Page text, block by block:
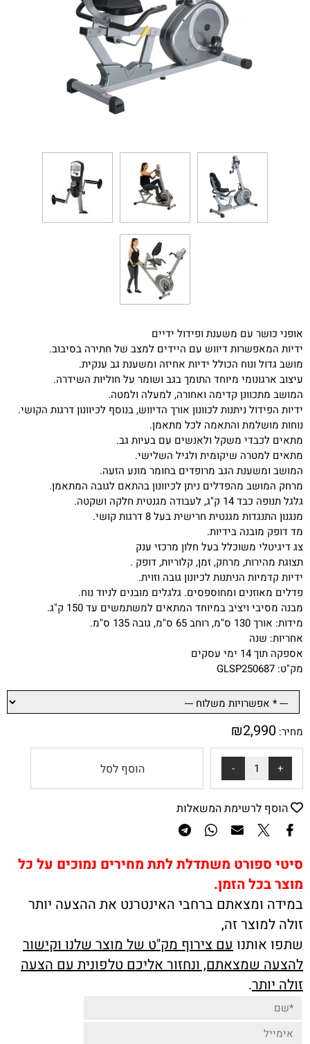
אופני כושר עם משענת ופידול ידיים
ידיות המאפשרות דיווש עם היידים למצב של חתירה בסיבוב.
מושב גדול ונוח הכולל ידיות אחיזה ומשענת גב ענקית.
עיצוב ארגונומי מיוחד התומך בגב ושומר על חוליות השידרה.
המושב מתכוונן קדימה ואחורה, למעלה ולמטה.
ידיות הפידול ניתנות לכוונון אורך הדיווש, בנוסף לכיוונון דרגות הקושי.
נוחות מושלמת והתאמה לכל מתאמן.
מתאים לכבדי משקל ולאנשים עם בעיות גב.
מתאים למטרה שיקומית ולגיל השלישי.
המושב ומשענת הגב מרופדים בחומר מונע הזעה.
מרחק המושב מהפדלים ניתן לכיוונון בהתאם לגובה המתאמן.
גלגל תנופה כבד 14 ק"ג, לעבודה מגנטית חלקה ושקטה.
מנגנון התנגדות מגנטית חרישית בעל 8 דרגות קושי.
מד דופק מובנה בידיות.
צג דיגיטלי משוכלל בעל חלון מרכזי ענק
תצוגת מהירות, מרחק, זמן, קלוריות, דופק .
ידיות קדמיות הניתנות לכיונון גובה וזוית.
פדלים מאוזנים ומחוספסים. גלגלים מובנים לניוד נוח.
מבנה מסיבי ויציב במיוחד המתאים למשתמשים עד 150 ק"ג.
מידות: אורך 130 ס"מ, רוחב 65 ס"מ, גובה 135 ס"מ.
אחריות: שנה
אספקה תוך 14 ימי עסקים
מק"ט: GLSP250687
מחיר: ₪2,990
הוסף לסל
הוסף לרשימת המשאלות
סיטי ספורט משתדלת לתת מחירים נמוכים על כל
מוצר בכל הזמן.
במידה ומצאתם ברחבי האינטרנט את ההצעה יותר
זולה למוצר זה,
שתפו אותנו עם צירוף מק"ט של מוצר שלנו וקישור
להצעה שמצאתם, ונחזור אליכם טלפונית עם הצעה
זולה יותר.